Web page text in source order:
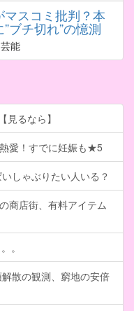
マスコミ批判？本
ブチ切れ”の憶測
能
見るなら】
愛！すでに妊娠も★5
しゃぶりたい人いる？
商店街、有料アイテム
。
散の観測、窮地の安倍